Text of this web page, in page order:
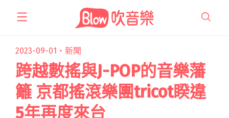
2023-09-01・ 新聞
跨越數搖與J-POP的音樂藩
籬 京都搖滾樂團tricot睽違
5年再度來台